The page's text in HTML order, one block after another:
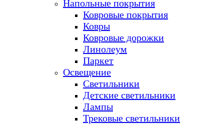
Напольные покрытия
Ковровые покрытия
Ковры
Ковровые дорожки
Линолеум
Паркет
Освещение
Светильники
Детские светильники
Лампы
Трековые светильники